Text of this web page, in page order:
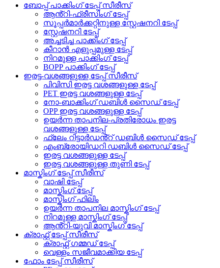
ബോപ്പ് പാക്കിംഗ് ടേപ്പ് സീരീസ്
ആൻ്റി-ഫ്രീസിംഗ് ടേപ്പ്
സൂപ്പർമാർക്കറ്റിനുള്ള സ്റ്റേഷനറി ടേപ്പ്
സ്റ്റേഷനറി ടേപ്പ്
അച്ചടിച്ച പാക്കിംഗ് ടേപ്പ്
കീറാൻ എളുപ്പമുള്ള ടേപ്പ്
നിറമുള്ള പാക്കിംഗ് ടേപ്പ്
BOPP പാക്കിംഗ് ടേപ്പ്
ഇരട്ട-വശങ്ങളുള്ള ടേപ്പ് സീരീസ്
പിവിസി ഇരട്ട വശങ്ങളുള്ള ടേപ്പ്
PET ഇരട്ട വശങ്ങളുള്ള ടേപ്പ്
നോ-ബാക്കിംഗ് ഡബിൾ സൈഡ് ടേപ്പ്
OPP ഇരട്ട വശങ്ങളുള്ള ടേപ്പ്
ഉയർന്ന താപനില-പ്രതിരോധം ഇരട്ട
വശങ്ങളുള്ള ടേപ്പ്
ഫ്ലേം റിട്ടാർഡൻ്റ് ഡബിൾ സൈഡ് ടേപ്പ്
എംബ്രോയിഡറി ഡബിൾ സൈഡ് ടേപ്പ്
ഇരട്ട വശങ്ങളുള്ള ടേപ്പ്
ഇരട്ട വശങ്ങളുള്ള തുണി ടേപ്പ്
മാസ്കിംഗ് ടേപ്പ് സീരീസ്
വാഷി ടേപ്പ്
മാസ്കിംഗ് ടേപ്പ്
മാസ്കിംഗ് ഫിലിം
ഉയർന്ന താപനില മാസ്കിംഗ് ടേപ്പ്
നിറമുള്ള മാസ്കിംഗ് ടേപ്പ്
ആൻ്റി-യുവി മാസ്കിംഗ് ടേപ്പ്
ക്രാഫ്റ്റ് ടേപ്പ് സീരീസ്
ക്രാഫ്റ്റ് ഗമ്മഡ് ടേപ്പ്
വെള്ളം സജീവമാക്കിയ ടേപ്പ്
ഫോം ടേപ്പ് സീരീസ്